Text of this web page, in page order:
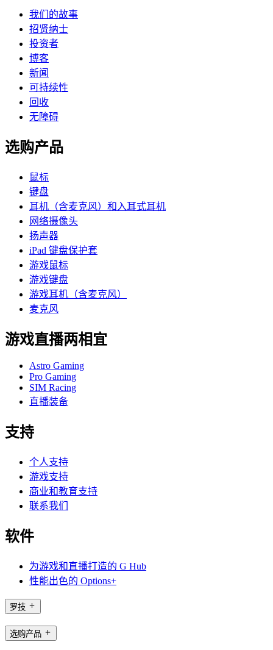
我们的故事
招贤纳士
投资者
博客
新闻
可持续性
回收
无障碍
选购产品
鼠标
键盘
耳机（含麦克风）和入耳式耳机
网络摄像头
扬声器
iPad 键盘保护套
游戏鼠标
游戏键盘
游戏耳机（含麦克风）
麦克风
游戏直播两相宜
Astro Gaming
Pro Gaming
SIM Racing
直播装备
支持
个人支持
游戏支持
商业和教育支持
联系我们
软件
为游戏和直播打造的 G Hub
性能出色的 Options+
罗技
选购产品